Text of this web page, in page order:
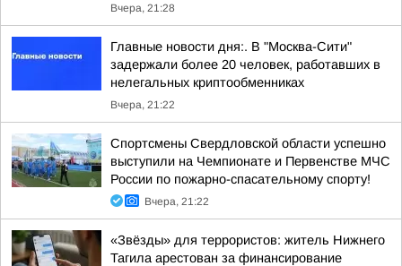
Вчера, 21:28
Главные новости дня:. В "Москва-Сити"
задержали более 20 человек, работавших в
нелегальных криптообменниках
Вчера, 21:22
Спортсмены Свердловской области успешно
выступили на Чемпионате и Первенстве МЧС
России по пожарно-спасательному спорту!
Вчера, 21:22
«Звёзды» для террористов: житель Нижнего
Тагила арестован за финансирование